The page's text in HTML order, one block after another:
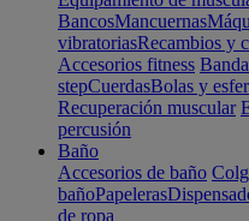
BancosMancuernas
vibratoriasRecambios y
Accesorios fitness
stepCuerdasBolas y
Recuperación muscular
percusión
Baño
Accesorios de baño
bañoPapeleras
de ropa